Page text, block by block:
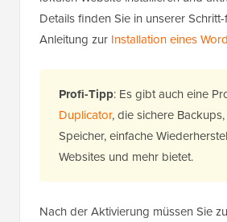
Details finden Sie in unserer
Anleitung zur Installation eines
Profi-Tipp: Es gibt auch eine
Duplicator, die sichere
Speicher, einfache
Websites und mehr bietet.
Nach der Aktivierung müssen Sie